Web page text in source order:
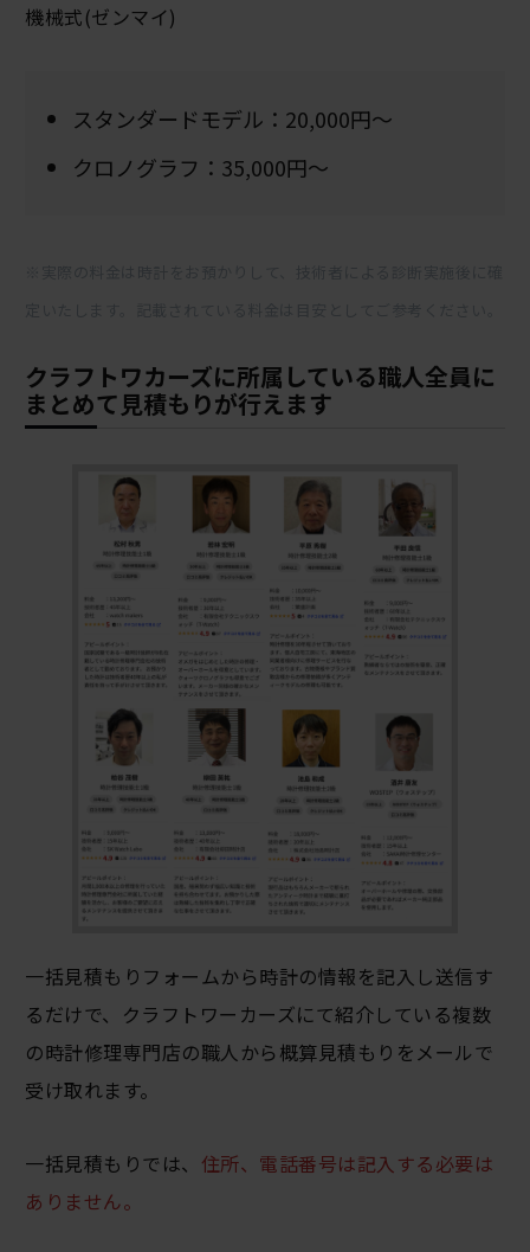
機械式(ゼンマイ)
スタンダードモデル：20,000円～
クロノグラフ：35,000円～
クラフトワカーズに所属している職人全員に
まとめて見積もりが行えます
一括見積もりフォームから時計の情報を記入し送信す
るだけで、クラフトワーカーズにて紹介している複数
の時計修理専門店の職人から概算見積もりをメールで
受け取れます。
一括見積もりでは、 住所、電話番号は記入する必要は
ありません。